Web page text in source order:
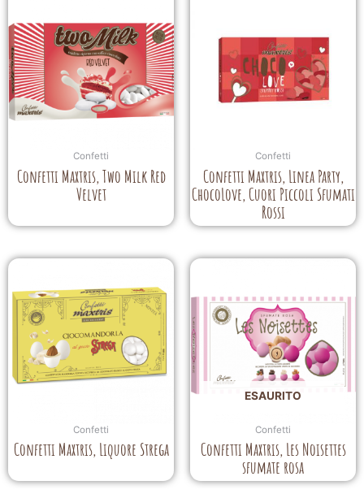
Confetti
Confetti Maxtris, Two Milk Red
Velvet
Confetti
Confetti Maxtris, Linea Party,
ChocoLove, Cuori Piccoli Sfumati
Rossi
Confetti
Confetti Maxtris, Liquore Strega
ESAURITO
Confetti
Confetti Maxtris, Les Noisettes
sfumate rosa